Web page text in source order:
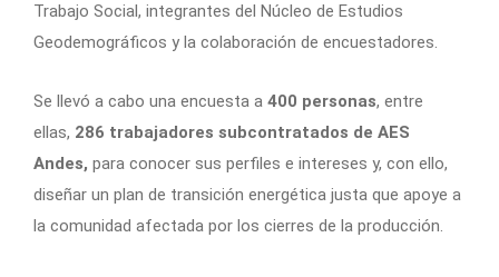
Trabajo Social, integrantes del Núcleo de Estudios
Geodemográficos y la colaboración de encuestadores.
Se llevó a cabo una encuesta a 400 personas, entre
ellas, 286 trabajadores subcontratados de AES
Andes, para conocer sus perfiles e intereses y, con ello,
diseñar un plan de transición energética justa que apoye a
la comunidad afectada por los cierres de la producción.